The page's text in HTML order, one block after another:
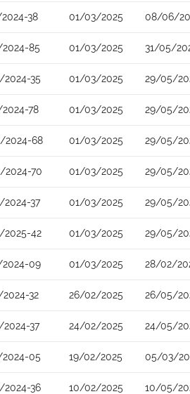
38 01/03/2025 08/06/
2024-85 01/03/2025 31/05/
2024-35 01/03/2025 29/05/
78 01/03/2025 29/05/
2024-68 01/03/2025 29/05/
2024-70 01/03/2025 29/05/
2024-37 01/03/2025 29/05/
2025-42 01/03/2025 29/05/
2024-09 01/03/2025 28/02/
32 26/02/2025 26/05/
2024-37 24/02/2025 24/05/
2024-05 19/02/2025 05/03/
2024-36 10/02/2025 10/05/